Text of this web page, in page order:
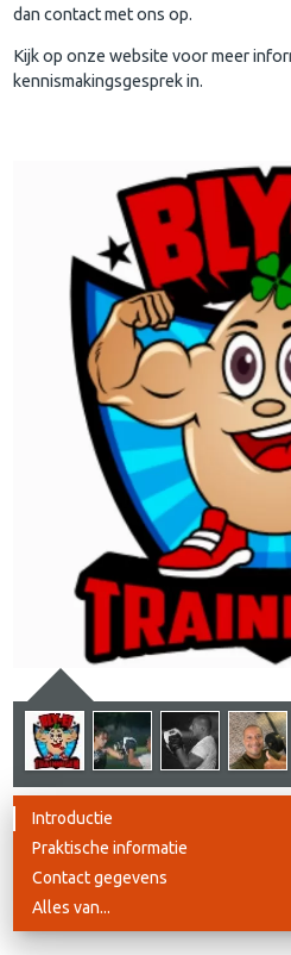
dan contact met ons op.
Kijk op onze website voor meer
kennismakingsgesprek in.
Introductie
Praktische informatie
Contact gegevens
Alles van...